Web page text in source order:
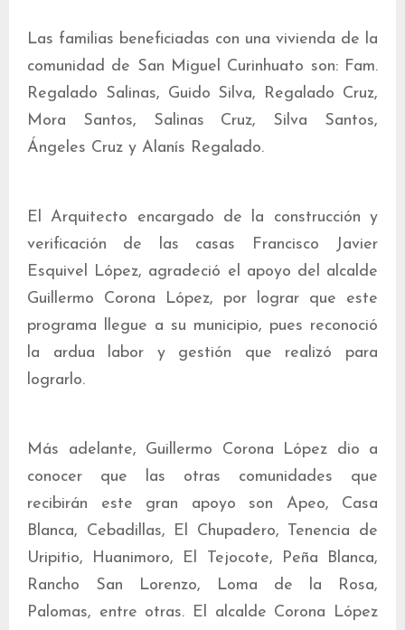
Las familias beneficiadas con una vivienda de la
comunidad de San Miguel Curinhuato son: Fam.
Regalado Salinas, Guido Silva, Regalado Cruz,
Mora Santos, Salinas Cruz, Silva Santos,
Ángeles Cruz y Alanís Regalado.
El Arquitecto encargado de la construcción y
verificación de las casas Francisco Javier
Esquivel López, agradeció el apoyo del alcalde
Guillermo Corona López, por lograr que este
programa llegue a su municipio, pues reconoció
la ardua labor y gestión que realizó para
lograrlo.
Más adelante, Guillermo Corona López dio a
conocer que las otras comunidades que
recibirán este gran apoyo son Apeo, Casa
Blanca, Cebadillas, El Chupadero, Tenencia de
Uripitio, Huanimoro, El Tejocote, Peña Blanca,
Rancho San Lorenzo, Loma de la Rosa,
Palomas, entre otras. El alcalde Corona López